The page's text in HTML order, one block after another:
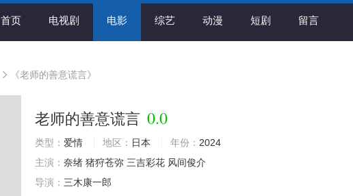
首页 电视剧 电影 综艺 动漫 短剧 留言
《老师的善意谎言》
老师的善意谎言 0.0
类型： 爱情 地区： 日本 年份： 2024
主演： 奈绪 猪狩苍弥 三吉彩花 风间俊介
导演： 三木康一郎